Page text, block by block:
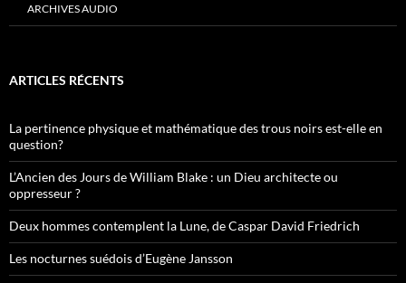
ARCHIVES AUDIO
ARTICLES RÉCENTS
La pertinence physique et mathématique des trous noirs est-elle en
question?
L’Ancien des Jours de William Blake : un Dieu architecte ou
oppresseur ?
Deux hommes contemplent la Lune, de Caspar David Friedrich
Les nocturnes suédois d’Eugène Jansson